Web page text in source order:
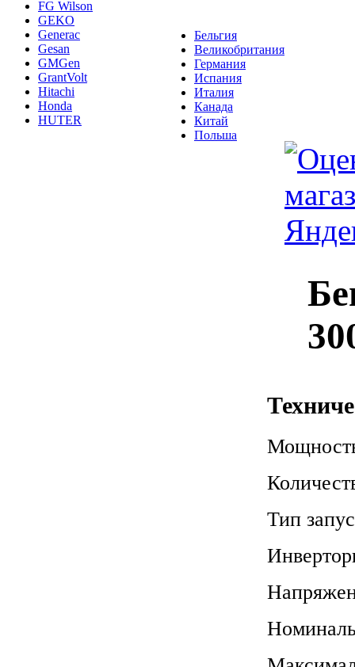
FG Wilson
GEKO
Generac
Gesan
GMGen
GrantVolt
Hitachi
Honda
HUTER
Бельгия
Великобритания
Германия
Испания
Италия
Канада
Китай
Польша
Тип